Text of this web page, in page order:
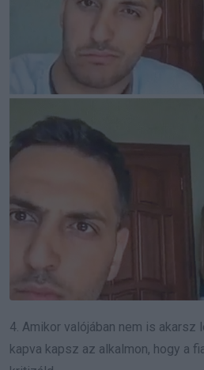
4. Amikor valójában nem is akarsz
kapva kapsz az alkalmon, hogy a